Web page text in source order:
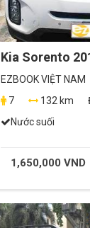
Kia Sorento
EZBOOK VIỆT NAM
7
132 km
Nước suối
1,650,000 VND